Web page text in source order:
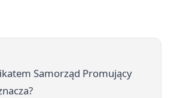
Samorząd Promujący